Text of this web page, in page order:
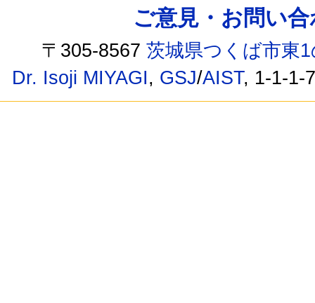
ご意見・お問い
〒305-8567茨城県つくば市東
Dr. Isoji MIYAGI, GSJ/AIST, 1-1-1-